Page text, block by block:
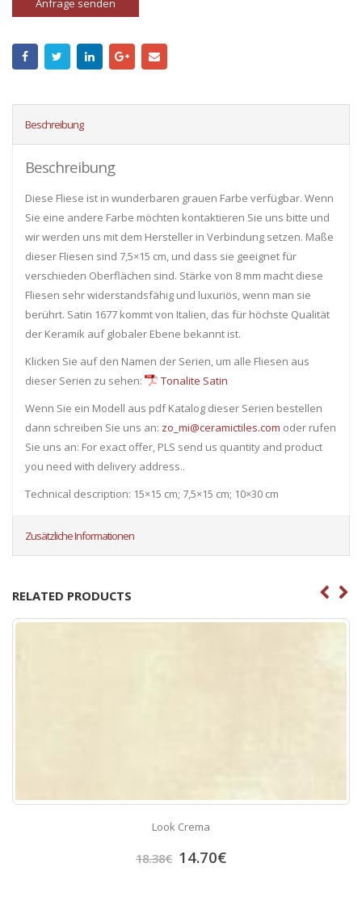
Beschreibung
Beschreibung
Diese Fliese ist in wunderbaren grauen Farbe verfügbar. Wenn
Sie eine andere Farbe möchten kontaktieren Sie uns bitte und
wir werden uns mit dem Hersteller in Verbindung setzen. Maße
dieser Fliesen sind 7,5×15 cm, und dass sie geeignet für
verschieden Oberflächen sind. Stärke von 8 mm macht diese
Fliesen sehr widerstandsfähig und luxuriös, wenn man sie
berührt. Satin 1677 kommt von Italien, das für höchste Qualität
der Keramik auf globaler Ebene bekannt ist.
Klicken Sie auf den Namen der Serien, um alle Fliesen ​​aus
dieser Serien zu sehen:
Tonalite Satin
Wenn Sie ein Modell aus pdf Katalog dieser Serien bestellen
dann schreiben Sie uns an: zo_mi@ceramictiles.com oder rufen
Sie uns an: For exact offer, PLS send us quantity and product
you need with delivery address..
Technical description: 15×15 cm; 7,5×15 cm; 10×30 cm
Zusätzliche Informationen
RELATED PRODUCTS
Look Crema
18.38€ 14.70€